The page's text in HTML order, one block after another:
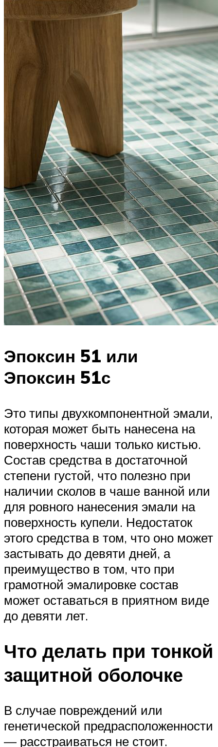
Эпоксин 51 или
Эпоксин 51с
Это типы двухкомпонентной эмали,
которая может быть нанесена на
поверхность чаши только кистью.
Состав средства в достаточной
степени густой, что полезно при
наличии сколов в чаше ванной или
для ровного нанесения эмали на
поверхность купели. Недостаток
этого средства в том, что оно может
застывать до девяти дней, а
преимущество в том, что при
грамотной эмалировке состав
может оставаться в приятном виде
до девяти лет.
Что делать при тонкой
защитной оболочке
В случае повреждений или
генетической предрасположенности
— расстраиваться не стоит.